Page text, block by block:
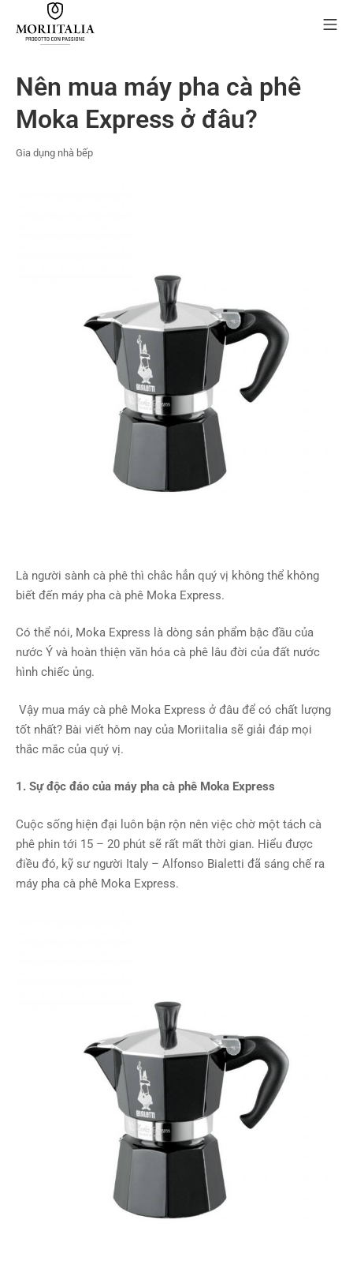
Nên mua máy pha cà phê
Moka Express ở đâu?
Gia dụng nhà bếp
Là người sành cà phê thì chắc hẳn quý vị không thể không
biết đến máy pha cà phê Moka Express.
Có thể nói, Moka Express là dòng sản phẩm bậc đầu của
nước Ý và hoàn thiện văn hóa cà phê lâu đời của đất nước
hình chiếc ủng.
Vậy mua máy cà phê Moka Express ở đâu để có chất lượng
tốt nhất? Bài viết hôm nay của Moriitalia sẽ giải đáp mọi
thắc mắc của quý vị.
1. Sự độc đáo của máy pha cà phê Moka Express
Cuộc sống hiện đại luôn bận rộn nên việc chờ một tách cà
phê phin tới 15 – 20 phút sẽ rất mất thời gian. Hiểu được
điều đó, kỹ sư người Italy – Alfonso Bialetti đã sáng chế ra
máy pha cà phê Moka Express.